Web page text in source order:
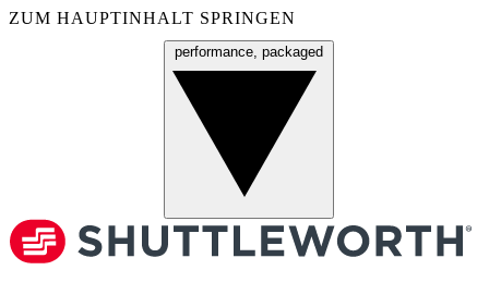
ZUM HAUPTINHALT SPRINGEN
performance, packaged